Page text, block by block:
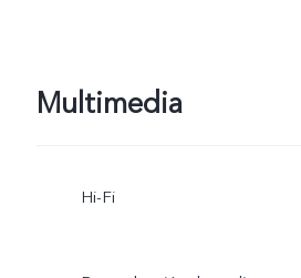
Multimedia
Hi-Fi